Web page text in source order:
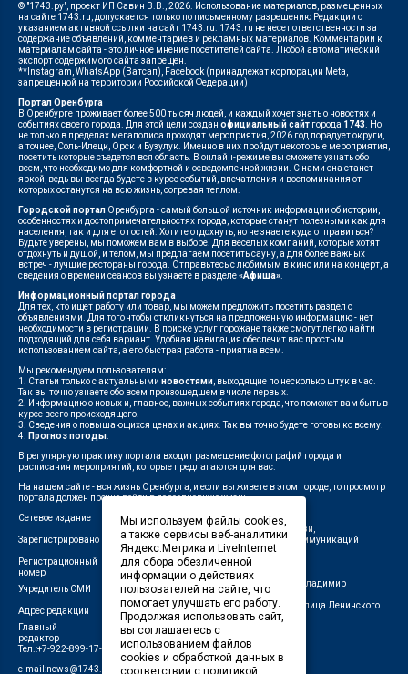
© "1743.ру", проект ИП Савин В.В., 2026. Использование материалов, размещенных
на сайте 1743.ru, допускается только по письменному разрешению Редакции с
указанием активной ссылки на сайт 1743.ru. 1743.ru не несет ответственности за
содержание объявлений, комментариев и рекламных материалов. Комментарии к
материалам сайта - это личное мнение посетителей сайта. Любой автоматический
экспорт содержимого сайта запрещен.
**Instagram, WhatsApp (Ватсап), Facebook (принадлежат корпорации Meta,
запрещенной на территории Российской Федерации)
Портал Оренбурга
В Оренбурге проживает более 500 тысяч людей, и каждый хочет знать о новостях и
событиях своего города. Для этой цели создан официальный сайт города 1743 . Но
не только в пределах мегаполиса проходят мероприятия, 2026 год порадует округи,
а точнее, Соль-Илецк, Орск и Бузулук. Именно в них пройдут некоторые мероприятия,
посетить которые съедется вся область. В онлайн-режиме вы сможете узнать обо
всем, что необходимо для комфортной и осведомленной жизни. С нами она станет
яркой, ведь вы всегда будете в курсе событий, впечатления и воспоминания от
которых останутся на всю жизнь, согревая теплом.
Городской портал Оренбурга - самый большой источник информации об истории,
особенностях и достопримечательностях города, которые станут полезными как для
населения, так и для его гостей. Хотите отдохнуть, но не знаете куда отправиться?
Будьте уверены, мы поможем вам в выборе. Для веселых компаний, которые хотят
отдохнуть и душой, и телом, мы предлагаем посетить сауну, а для более важных
встреч - лучшие рестораны города. Отправьтесь с любимым в кино или на концерт, а
сведения о времени сеансов вы узнаете в разделе«Афиша»
Информационный портал города
Для тех, кто ищет работу или товар, мы можем предложить посетить раздел с
объявлениями. Для того чтобы откликнуться на предложенную информацию - нет
необходимости в регистрации. В поиске услуг горожане также смогут легко найти
подходящий для себя вариант. Удобная навигация обеспечит вас простым
использованием сайта, а его быстрая работа - приятна всем.
Мы рекомендуем пользователям:
1. Статьи только с актуальными новостями , выходящие по несколько штук в час.
Так вы точно узнаете обо всем произошедшем в числе первых.
2. Информацию о новых и, главное, важных событиях города, что поможет вам быть в
курсе всего происходящего.
3. Сведения о повышающихся ценах и акциях. Так вы точно будете готовы ко всему.
4.
Прогноз погоды
В регулярную практику портала входит размещение фотографий города и
расписания мероприятий, которые предлагаются для вас.
На нашем сайте - вся жизнь Оренбурга, и если вы живете в этом городе, то просмотр
портала должен прочно войти в повседневную жизнь.
Сетевое издание
"1743"
Зарегистрировано
Федеральной службой по надзору в сфере связи,
информационных технологий и массовых коммуникаций
(Роскомнадзор)
Регистрационный
номер
ЭЛ № ФС 77-75960 от 19.06.2019 г.
Учредитель СМИ
Индивидуальный предприниматель Савин Владимир
Валерьевич
Адрес редакции
462411, Оренбургская область, город Орск, улица Ленинского
Комсомола, д. 4-Б
Главный
редактор
Лещенко П.А.
Тел.:+7-922-899-17-43
e-mail:news@1743.ru
Мы используем файлы cookies,
а также сервисы веб-аналитики
Яндекс.Метрика и LiveInternet
для сбора обезличенной
информации о действиях
пользователей на сайте, что
помогает улучшать его работу.
Продолжая использовать сайт,
вы соглашаетесь с
использованием файлов
cookies и обработкой данных в
соответствии с политикой